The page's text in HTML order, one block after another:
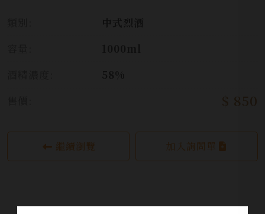
繼續瀏覽 加入詢問單